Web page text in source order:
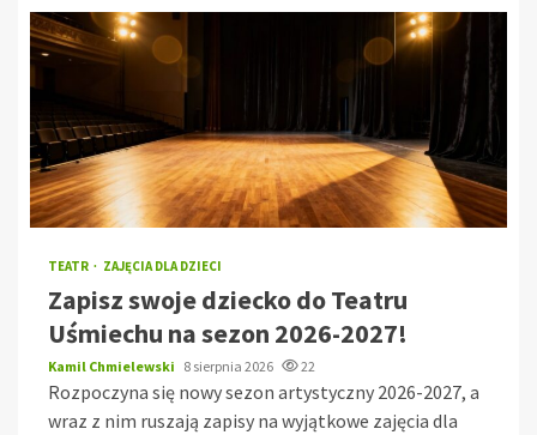
TEATR ZAJĘCIA DLA DZIECI
Zapisz swoje dziecko do Teatru
Uśmiechu na sezon 2026-2027!
Kamil Chmielewski 8 sierpnia 2026 22
Rozpoczyna się nowy sezon artystyczny 2026-2027, a
wraz z nim ruszają zapisy na wyjątkowe zajęcia dla